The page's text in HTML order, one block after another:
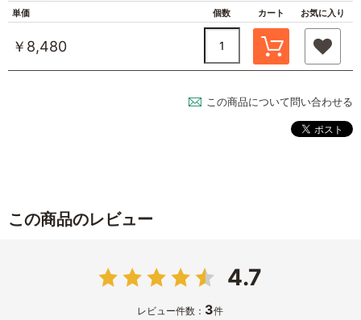
単価 個数 カート お気に入り
￥8,480
この商品について問い合わせる
この商品のレビュー
4.7
レビュー件数： 3件